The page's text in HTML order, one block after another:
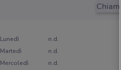
Lunedì
n.d.
Martedì
n.d.
Mercoledì
n.d.